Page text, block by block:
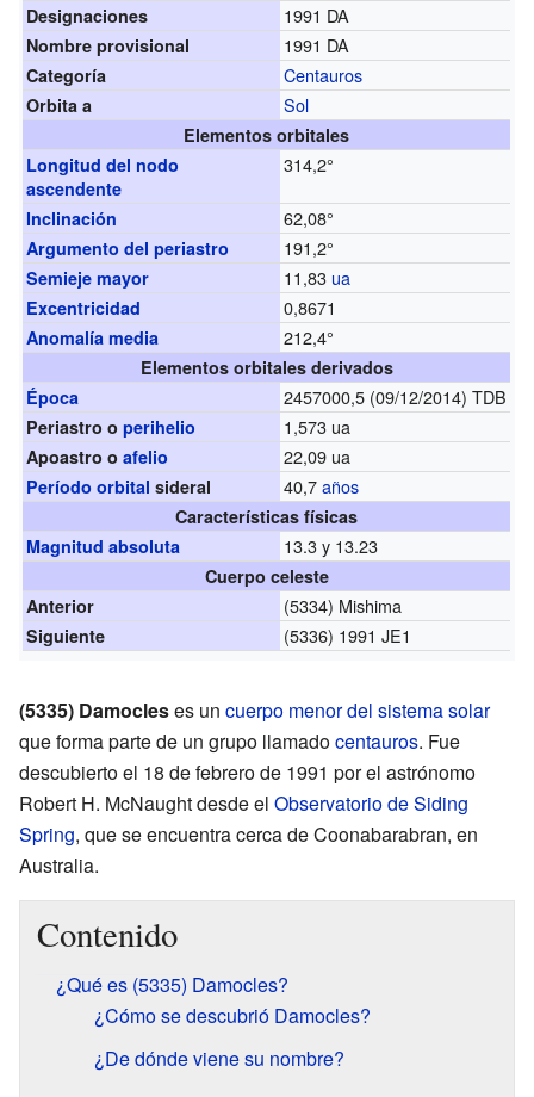
Designaciones 1991 DA
Nombre provisional 1991 DA
Categoría Centauros
Orbita a Sol
Elementos orbitales
Longitud del nodo
ascendente
314,2°
Inclinación 62,08°
Argumento del periastro 191,2°
Semieje mayor 11,83 ua
Excentricidad 0,8671
Anomalía media 212,4°
Elementos orbitales derivados
Época
2457000,5 (09/12/2014) TDB
Periastro operihelio 1,573 ua
Apoastro oafelio 22,09 ua
Período orbital sideral 40,7años
Características físicas
Magnitud absoluta
13.3 y 13.23
Cuerpo celeste
Anterior
(5334) Mishima
Siguiente (5336) 1991 JE1
(5335) Damocleses un cuerpo menor del sistema solar
que forma parte de un grupo llamadocentauros. Fue
descubierto el 18 de febrero de 1991 por el astrónomo
Robert H. McNaught desde el Observatorio de Siding
Spring, que se encuentra cerca de Coonabarabran, en
Australia.
Contenido
¿Qué es (5335) Damocles?
¿Cómo se descubrió Damocles?
¿De dónde viene su nombre?